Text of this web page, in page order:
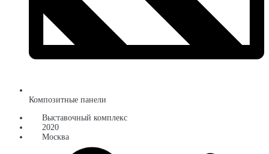
Композитные панели
Выставочный комплекс
2020
Москва